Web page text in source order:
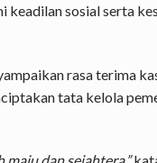
keadilan sosial serta
rasa terima
tata kelola